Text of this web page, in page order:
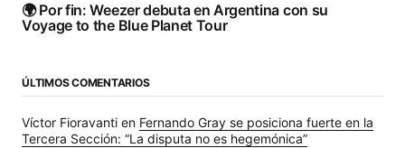
🌍 Por fin: Weezer debuta en Argentina con su
Voyage to the Blue Planet Tour
ÚLTIMOS COMENTARIOS
Víctor Fioravanti en Fernando Gray se posiciona fuerte en la
Tercera Sección: “La disputa no es hegemónica”